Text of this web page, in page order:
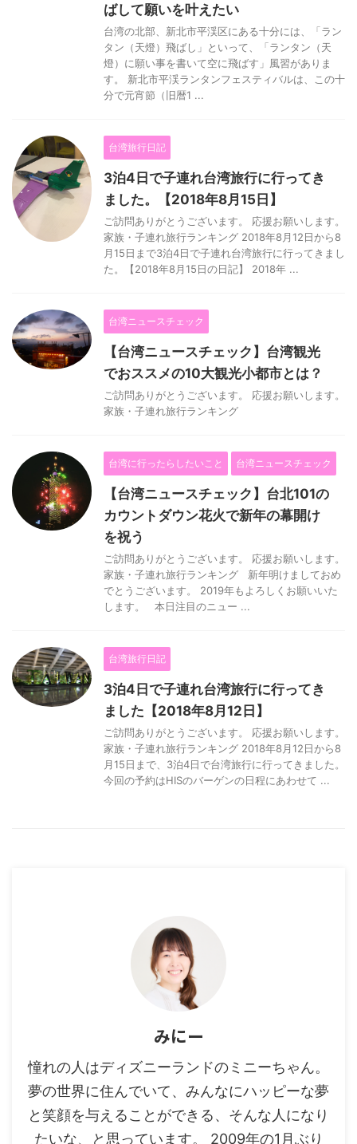
ばして願いを叶えたい
台湾の北部、新北市平渓区にある十分には、「ラン
タン（天燈）飛ばし」といって、「ランタン（天
燈）に願い事を書いて空に飛ばす」風習がありま
す。 新北市平渓ランタンフェスティバルは、この十
分で元宵節（旧暦1 ...
台湾旅行日記
3泊4日で子連れ台湾旅行に行ってき
ました。【2018年8月15日】
ご訪問ありがとうございます。 応援お願いします。
家族・子連れ旅行ランキング 2018年8月12日から8
月15日まで3泊4日で子連れ台湾旅行に行ってきまし
た。【2018年8月15日の日記】 2018年 ...
台湾ニュースチェック
【台湾ニュースチェック】台湾観光
でおススメの10大観光小都市とは？
ご訪問ありがとうございます。 応援お願いします。
家族・子連れ旅行ランキング
台湾に行ったらしたいこと 台湾ニュースチェック
【台湾ニュースチェック】台北101の
カウントダウン花火で新年の幕開け
を祝う
ご訪問ありがとうございます。 応援お願いします。
家族・子連れ旅行ランキング 新年明けましておめ
でとうございます。 2019年もよろしくお願いいた
します。 本日注目のニュー ...
台湾旅行日記
3泊4日で子連れ台湾旅行に行ってき
ました【2018年8月12日】
ご訪問ありがとうございます。 応援お願いします。
家族・子連れ旅行ランキング 2018年8月12日から8
月15日まで、3泊4日で台湾旅行に行ってきました。
今回の予約はHISのバーゲンの日程にあわせて ...
みにー
憧れの人はディズニーランドのミニーちゃん。
夢の世界に住んでいて、みんなにハッピーな夢
と笑顔を与えることができる、そんな人になり
たいな、と思っています。 2009年の1月ぶり